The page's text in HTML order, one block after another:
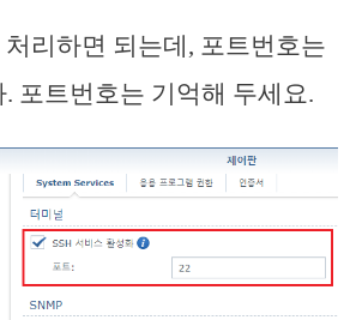
리하면 되는데, 포트번호는
포트번호는 기억해 두세요.